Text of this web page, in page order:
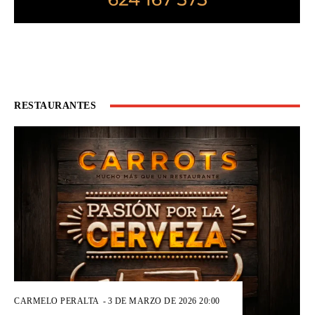
RESTAURANTES
CARMELO PERALTA - 3 DE MARZO DE 2026 20:00